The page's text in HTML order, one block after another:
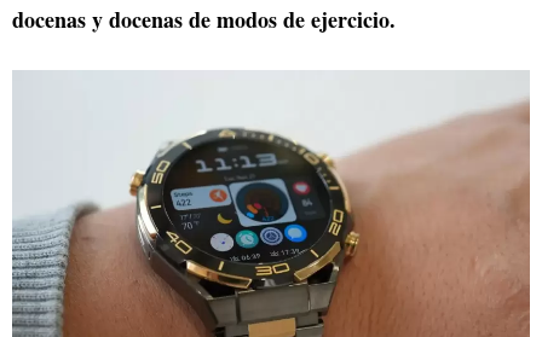
docenas y docenas de modos de ejercicio.